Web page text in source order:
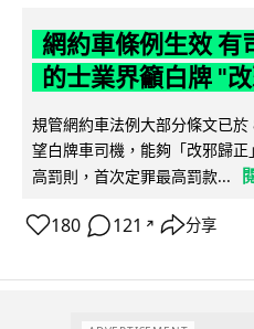
網約車條例生效 有
的士業界籲白牌 "
規管網約車法例大部分條文已
望白牌車司機，能夠「改邪歸
高罰則，首次定罪最高罰款...
180 121 ↗ 分享